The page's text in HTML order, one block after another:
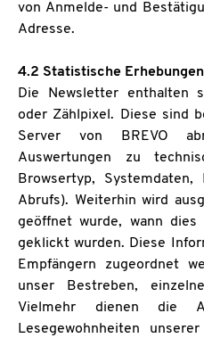
von Anmelde- und
Adresse.
4.2 Statistische
Die Newsletter enthalten
oder Zählpixel. Diese sind
Server von BREVO
Auswertungen zu
Browsertyp,
Abrufs). Weiterhin wird
geöffnet wurde, wann
geklickt wurden. Diese
Empfängern zugeordnet
unser Bestreben,
Vielmehr dienen die
Lesegewohnheiten